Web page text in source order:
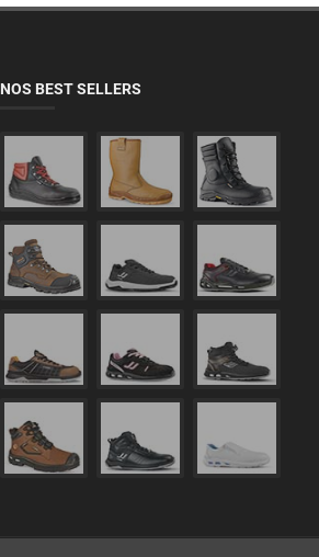
NOS BEST SELLERS